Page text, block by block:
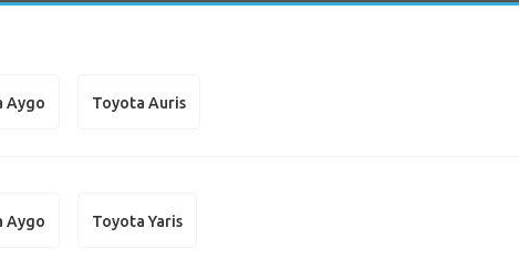
Aygo Toyota Auris
Aygo Toyota Yaris